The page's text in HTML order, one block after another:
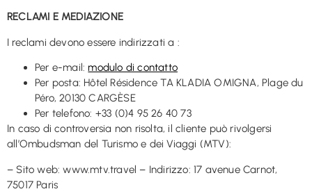
RECLAMI E MEDIAZIONE
I reclami devono essere indirizzati a :
Per e-mail:modulo di contatto
Per posta: Hôtel Résidence TA KLADIA OMIGNA, Plage du
Péro, 20130 CARGÈSE
Per telefono: +33 (0)4 95 26 40 73
In caso di controversia non risolta, il cliente può rivolgersi
all’Ombudsman del Turismo e dei Viaggi (MTV):
– Sito web: www.mtv.travel – Indirizzo: 17 avenue Carnot,
75017 Paris